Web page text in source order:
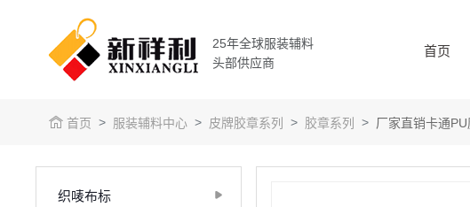
25年全球服装辅料
头部供应商
首页
首页 服装辅料中心 皮牌胶章系列 胶章系列 厂家直销卡通
织唛布标